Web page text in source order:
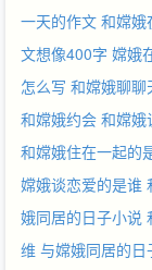
一天的作文 和嫦娥
文想像400字 嫦娥
怎么写 和嫦娥聊聊
和嫦娥约会 和嫦娥
和嫦娥住在一起的
嫦娥谈恋爱的是谁
娥同居的日子小说
维 与嫦娥同居的日